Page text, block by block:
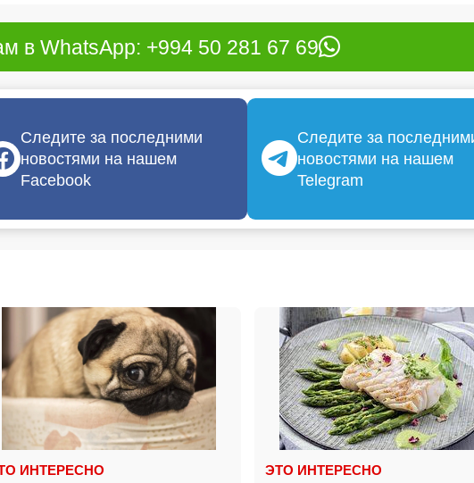
в WhatsApp: +994 50 281 67 69
Следите за последними
новостями на нашем
Facebook
Следите за
новостями на нашем
Telegram
ИНТЕРЕСНО ЭТО ИНТЕРЕСНО